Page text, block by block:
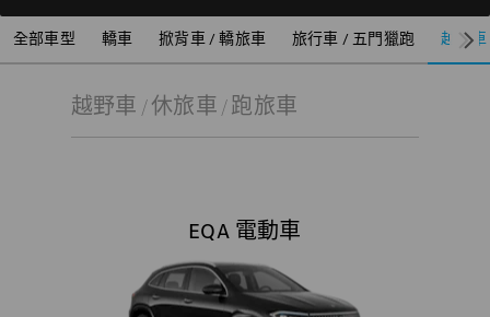
全部車型 轎車 掀背車 / 轎旅車 旅行車 / 五門獵跑 越野
越野車 / 休旅車 / 跑旅車
EQA 電動車